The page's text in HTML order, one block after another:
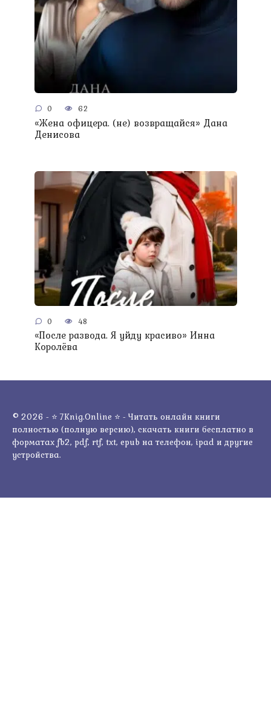
0 62
«Жена офицера. (не) возвращайся» Дана
Денисова
0 48
«После развода. Я уйду красиво» Инна
Королёва
© 2026 - ⭐ 7Knig.Online ⭐ - Читать онлайн книги
полностью (полную версию), скачать книги бесплатно в
форматах fb2, pdf, rtf, txt, epub на телефон, ipad и другие
устройства.